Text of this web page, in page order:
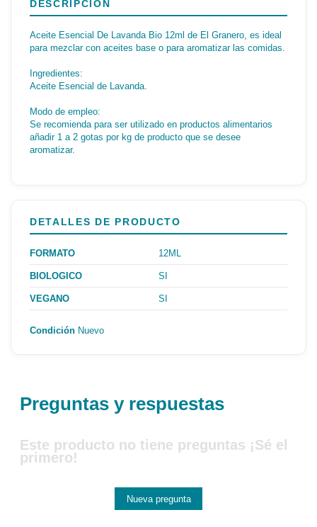
DESCRIPCIÓN
Aceite Esencial De Lavanda Bio 12ml de El Granero, es ideal
para mezclar con aceites base o para aromatizar las comidas.
Ingredientes:
Aceite Esencial de Lavanda.
Modo de empleo:
Se recomienda para ser utilizado en productos alimentarios
añadir 1 a 2 gotas por kg de producto que se desee
aromatizar.
DETALLES DE PRODUCTO
FORMATO 12ML
BIOLOGICO SI
VEGANO SI
Condición Nuevo
Preguntas y respuestas
Este producto no tiene preguntas ¡Sé el
primero!
Nueva pregunta